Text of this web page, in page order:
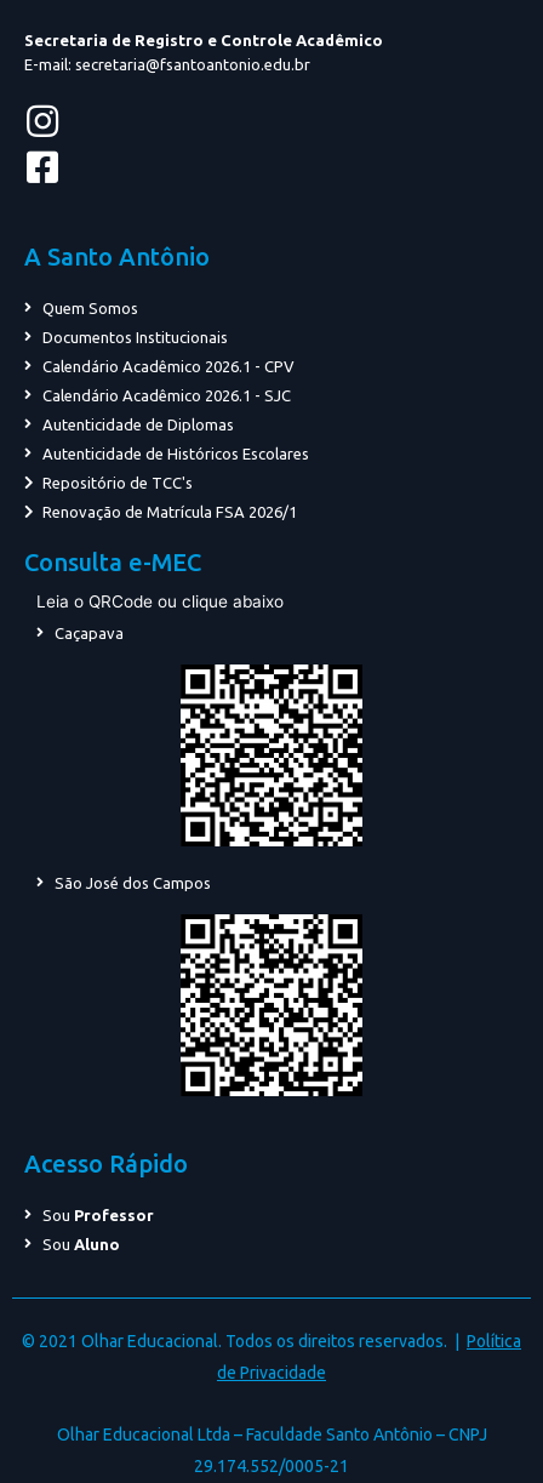
Secretaria de Registro e Controle Acadêmico
E-mail: secretaria@fsantoantonio.edu.br
A Santo Antônio
Quem Somos
Documentos Institucionais
Calendário Acadêmico 2026.1 - CPV
Calendário Acadêmico 2026.1 - SJC
Autenticidade de Diplomas
Autenticidade de Históricos Escolares
Repositório de TCC's
Renovação de Matrícula FSA 2026/1
Consulta e-MEC
Leia o QRCode ou clique abaixo
Caçapava
São José dos Campos
Acesso Rápido
Sou Professor
Sou Aluno
© 2021 Olhar Educacional. Todos os direitos reservados. | Política
de Privacidade
Olhar Educacional Ltda – Faculdade Santo Antônio – CNPJ
29.174.552/0005-21